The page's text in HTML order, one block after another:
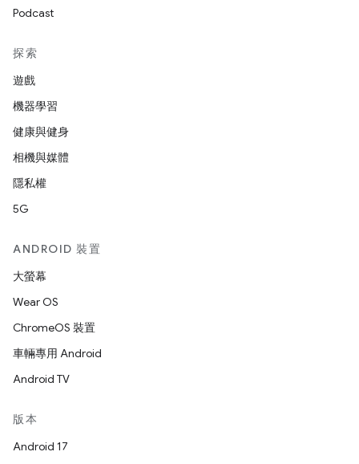
Podcast
探索
遊戲
機器學習
健康與健身
相機與媒體
隱私權
5G
ANDROID 裝置
大螢幕
Wear OS
ChromeOS 裝置
車輛專用 Android
Android TV
版本
Android 17